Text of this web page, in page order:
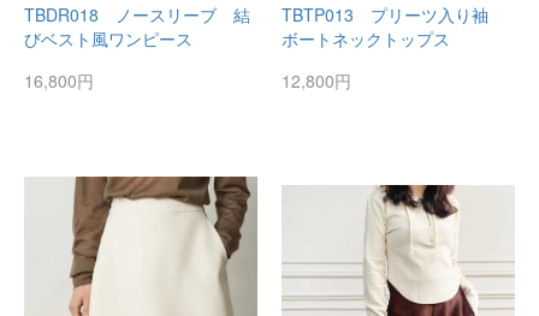
TBDR018 ノースリーブ 結
びベスト風ワンピース
16,800円
TBTP013 プリーツ入り袖
ボートネックトップス
12,800円